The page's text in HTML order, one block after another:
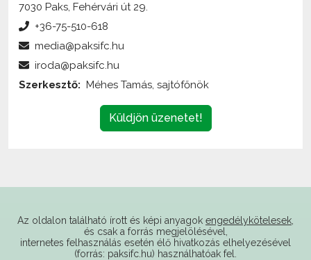
7030 Paks, Fehérvári út 29.
+36-75-510-618
media@paksifc.hu
iroda@paksifc.hu
Szerkesztő: Méhes Tamás, sajtófőnök
Küldjön üzenetet!
Az oldalon található írott és képi anyagok engedélykötelesek
és csak a forrás megjelölésével,
internetes felhasználás esetén élő hivatkozás elhelyezésével
(forrás: paksifc.hu) használhatóak fel.